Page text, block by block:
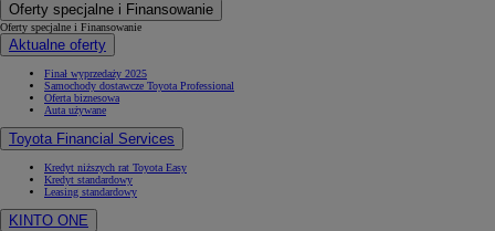
Oferty specjalne i Finansowanie
Oferty specjalne i Finansowanie
Aktualne oferty
Finał wyprzedaży 2025
Samochody dostawcze Toyota Professional
Oferta biznesowa
Auta używane
Toyota Financial Services
Kredyt niższych rat Toyota Easy
Kredyt standardowy
Leasing standardowy
KINTO ONE